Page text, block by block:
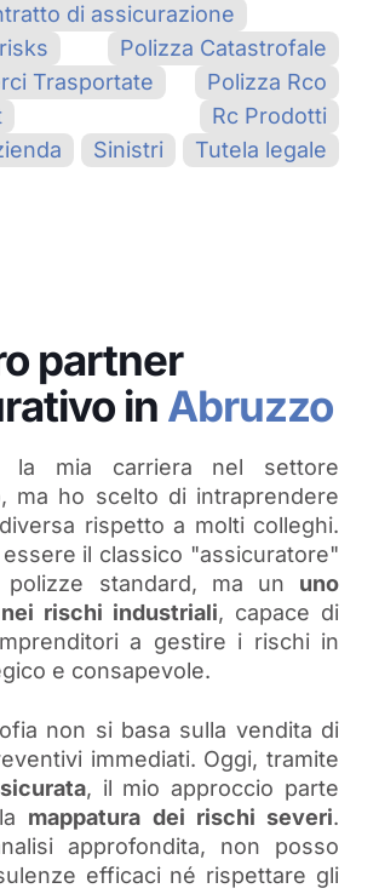
di assicurazione
Polizza Catastrofale
Trasportate
Polizza Rco
Rc Prodotti
Sinistri Tutela legale
partner
in Abruzzo
la mia carriera nel settore
ma ho scelto di intraprendere
rispetto a molti colleghi.
il classico "assicuratore"
standard, ma un uno
rischi industriali, capace di
a gestire i rischi in
e consapevole.
non si basa sulla vendita di
immediati. Oggi, tramite
, il mio approccio parte
mappatura dei rischi severi.
approfondita, non posso
efficaci né rispettare gli